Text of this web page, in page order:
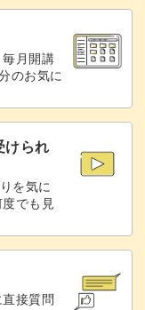
なので短時間で完
もわかりやすいよ
さい。
み方を知りたい」
ます。
月開講
のお気に
けられ
を気に
でも見
接質問